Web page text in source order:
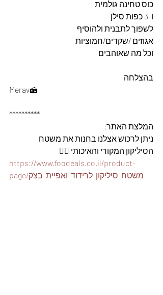
כוס טחינה גולמית
ו-3 כפות סילן
לשפוך לתבנית ולהוסיף
אגוזים /שקדים/חמוציות
וכל מה שאוהבים
בהצלחה
Merav🍰
**********
המלצת האתר:
ניתן לרכוש אצלנו בחנות את משטח
הסיליקון המקורי והאיכותי 👇🏽
https://www.foodeals.co.il/product-
page/משטח-סיליקון-לרידוד-ואפיית-בצק